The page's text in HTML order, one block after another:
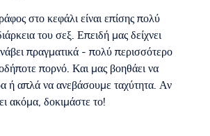
στο κεφάλι είναι επίσης πολύ
του σεξ. Επειδή μας δείχνει
πραγματικά - πολύ περισσότερο
πορνό. Και μας βοηθάει να
ή απλά να ανεβάσουμε ταχύτητα. Αν
ακόμα, δοκιμάστε το!